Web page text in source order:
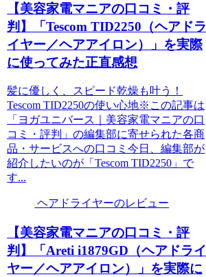
【美容家電マニアの口コミ・評
判】「Tescom TID2250（ヘアドラ
イヤー／ヘアアイロン）」を実際
に使ってみた正直感想
髪に優しく、スピード乾燥も叶う！
Tescom TID2250の使い心地※この記事は
「ヨガユニバース｜美容家電マニアの口
コミ・評判」の編集部に寄せられた各商
品・サービスへの口コミ今日、編集部が
紹介したいのが「Tescom TID2250」で
す...
ヘアドライヤーのレビュー
【美容家電マニアの口コミ・評
判】「Areti i1879GD（ヘアドライ
ヤー／ヘアアイロン）」を実際に